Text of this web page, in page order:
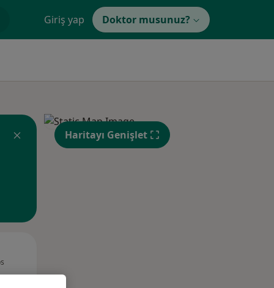
Giriş yap Doktor musunuz?
Haritayı Genişlet